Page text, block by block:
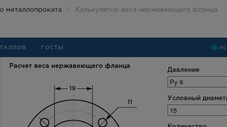
металлопроката Калькулятор веса нержавеющего фланца